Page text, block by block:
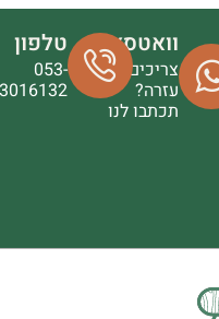
וואטסאפ
צריכים
עזרה?
תכתבו לנו
טלפון
053-
3016132